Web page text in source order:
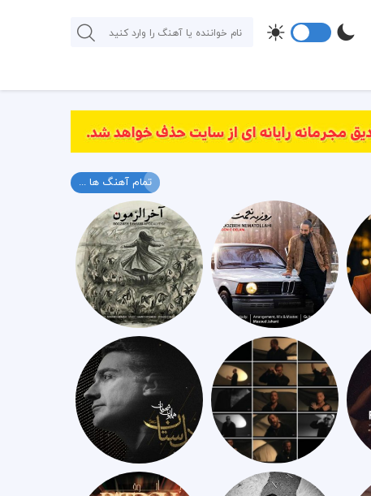
تمام آهنگ ها ...